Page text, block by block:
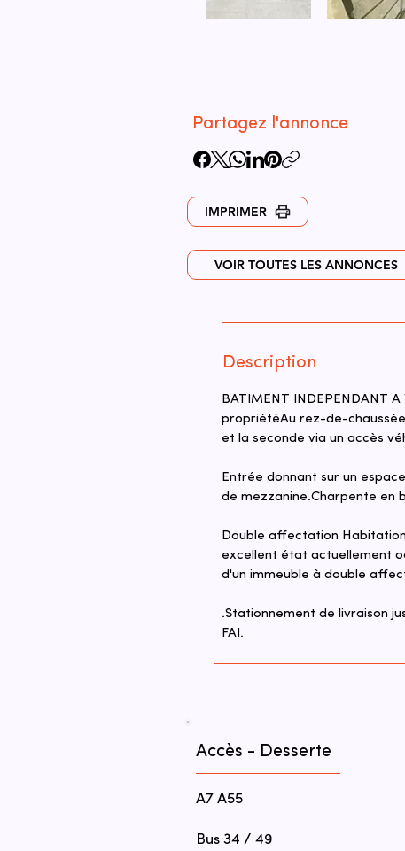
Partagez l'annonce
IMPRIMER
VOIR TOUTES LES ANNONCES
Description
BATIMENT INDEPENDANT
propriétéAu rez-de-
et la seconde via un accès
Entrée donnant sur un
de mezzanine.Charpente en
Double affectation
excellent état actuellement
d'un immeuble à double
.Stationnement de livraison
FAI.
Accès - Desserte
A7 A55
Bus 34 / 49